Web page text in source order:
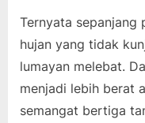
Ternyata sepanjang
hujan yang tidak
lumayan melebat.
menjadi lebih berat
semangat bertiga